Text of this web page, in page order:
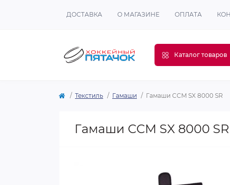
ДОСТАВКА О МАГАЗИНЕ ОПЛАТА
Каталог товаров
Текстиль Гамаши Гамаши CCM SX 8000 SR
Гамаши CCM SX 8000 SR